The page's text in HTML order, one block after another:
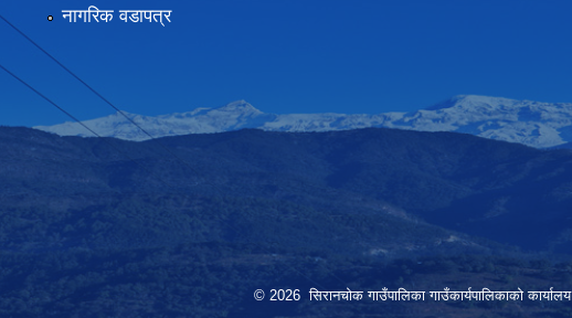
नागरिक वडापत्र
© 2026 सिरानचोक गाउँपालिका गाउँकार्यपालिकाको कार्यालय